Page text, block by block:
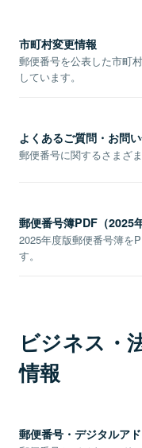
市町村変更情報
郵便番号を公表した市町
しています。
よくあるご質問・お問
郵便番号に関するさまざ
郵便番号簿PDF（2025
2025年度版郵便番号簿を
す。
ビジネス・
情報
郵便番号・デジタルア